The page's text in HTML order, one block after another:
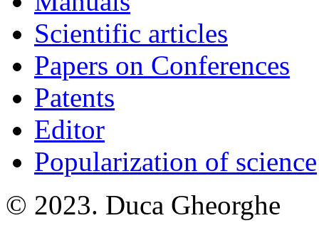
Scientific articles
Papers on Conferences
Patents
Editor
Popularization of science
© 2023. Duca Gheorghe